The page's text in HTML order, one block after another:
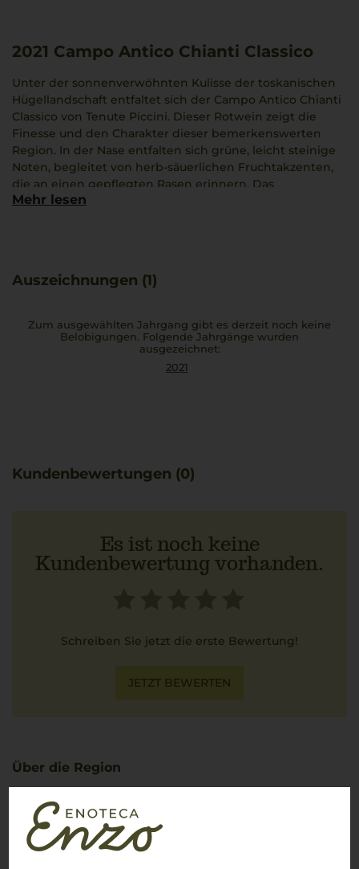
2021 Campo Antico Chianti Classico
Unter der sonnenverwöhnten Kulisse der toskanischen
Hügellandschaft entfaltet sich der Campo Antico Chianti
Classico von Tenute Piccini. Dieser Rotwein zeigt die
Finesse und den Charakter dieser bemerkenswerten
Region. In der Nase entfalten sich grüne, leicht steinige
Noten, begleitet von herb-säuerlichen Fruchtakzenten,
die an einen gepflegten Rasen erinnern. Das
Familienweingut Tenute Piccini aus Castellina in Chianti
Mehr lesen
Auszeichnungen (1)
Zum ausgewählten Jahrgang gibt es derzeit noch keine
Belobigungen. Folgende Jahrgänge wurden
ausgezeichnet:
2021
Kundenbewertungen (0)
Es ist noch keine
Kundenbewertung vorhanden.
Schreiben Sie jetzt die erste Bewertung!
JETZT BEWERTEN
Über die Region
Chianti
Zeitlose Klassiker aus der Toskana